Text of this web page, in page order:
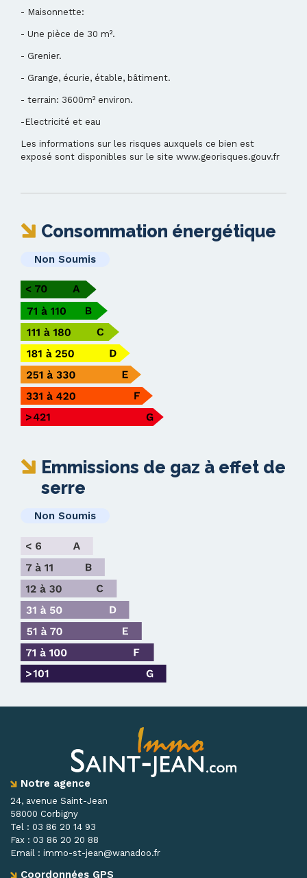
- Maisonnette:
- Une pièce de 30 m².
- Grenier.
- Grange, écurie, étable, bâtiment.
- terrain: 3600m² environ.
-Electricité et eau
Les informations sur les risques auxquels ce bien est
exposé sont disponibles sur le site www.georisques.gouv.fr
Consommation énergétique
Non Soumis
Emmissions de gaz à effet de
serre
Non Soumis
Notre agence
24, avenue Saint-Jean
58000 Corbigny
Tel : 03 86 20 14 93
Fax : 03 86 20 20 88
Email : immo-st-jean@wanadoo.fr
Coordonnées GPS